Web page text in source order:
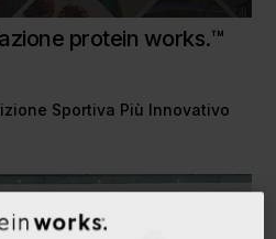
protein works.™
Sportiva Più Innovativo